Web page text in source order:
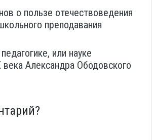
о пользе отечествоведения
преподавания
или науке
века Александра Ободовского